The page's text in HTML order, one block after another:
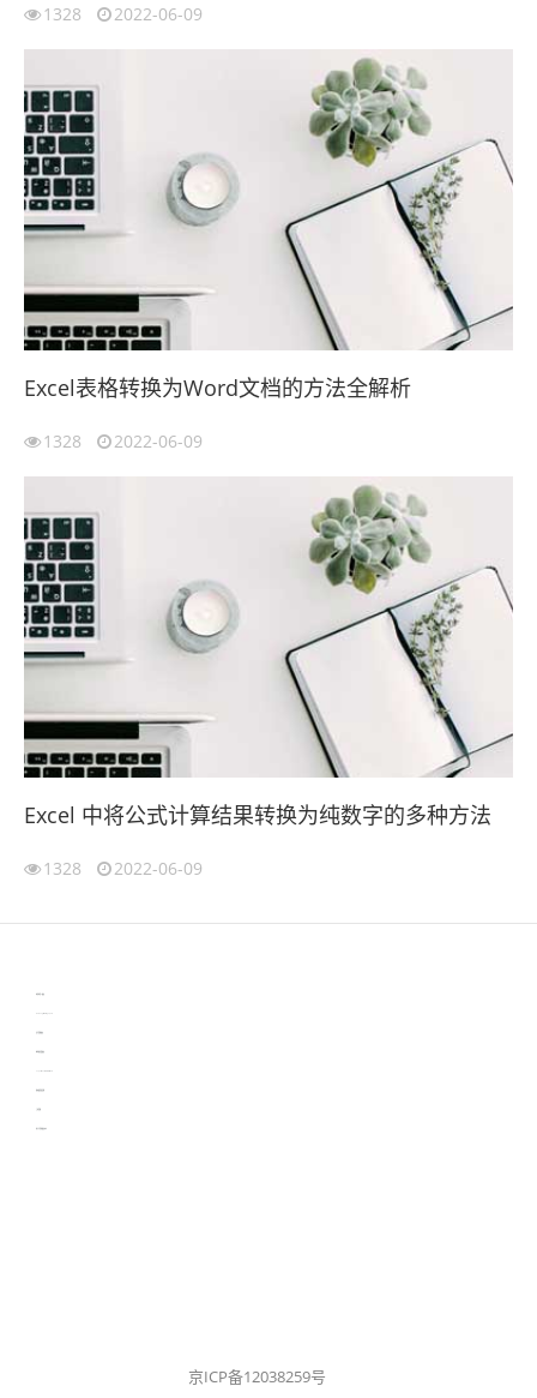
1328 2022-06-09
Excel表格转换为Word文档的方法全解析
1328 2022-06-09
Excel 中将公式计算结果转换为纯数字的多种方法
1328 2022-06-09
京ICP备12038259号